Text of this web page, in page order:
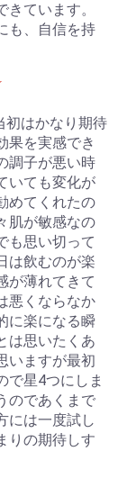
ています。
も、自信を持
初はかなり期待
果を実感でき
調子が悪い時
いても変化が
めてくれたの
肌が敏感なの
も思い切って
は飲むのが楽
が薄れてきて
悪くならなか
に楽になる瞬
は思いたくあ
いますが最初
で星4つにしま
のであくまで
には一度試し
りの期待しす